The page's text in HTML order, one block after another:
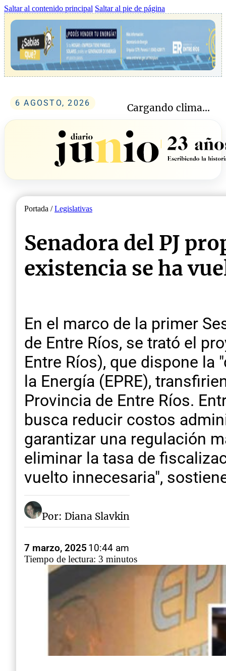
Saltar al contenido principal Saltar al pie de página
6 AGOSTO, 2026 Cargando clima...
Portada /Legislativas
Senadora del PJ
existencia se ha
En el marco de la primer
de Entre Ríos, se trató el
Entre Ríos), que dispone la
la Energía (EPRE),
Provincia de Entre Ríos.
busca reducir costos
garantizar una regulación
eliminar la tasa de
vuelto innecesaria",
Por: Diana Slavkin
7 marzo, 2025 10:44 am
Tiempo de lectura: 3 minutos